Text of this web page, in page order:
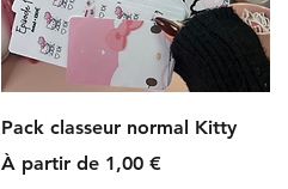
Aperçu rapide
Pack classeur normal Kitty
À partir de 1,00 €
Prix promotionnel